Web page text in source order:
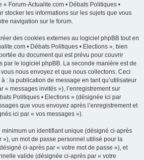
Forum-Actualite.com • Débats Politiques •
stocker les informations sur les sujets que vous
navigation sur le forum.
des cookies externes au logiciel phpBB tout en
• Débats Politiques • Elections », bien
du document qui est prévu pour couvrir
par le logiciel phpBB. La seconde manière est de
nous envoyez et que nous collectons. Ceci
: la publication de message en tant qu’utilisateur
« messages invités »), l’enregistrement sur
Politiques • Elections » (désignée ici par
que vous envoyez après l’enregistrement et
ici par « vos messages »).
minimum un identifiant unique (désigné ci-après
»), un mot de passe personnel utilisé pour la
ci-après par « votre mot de passe »), et
valide (désignée ci-après par « votre